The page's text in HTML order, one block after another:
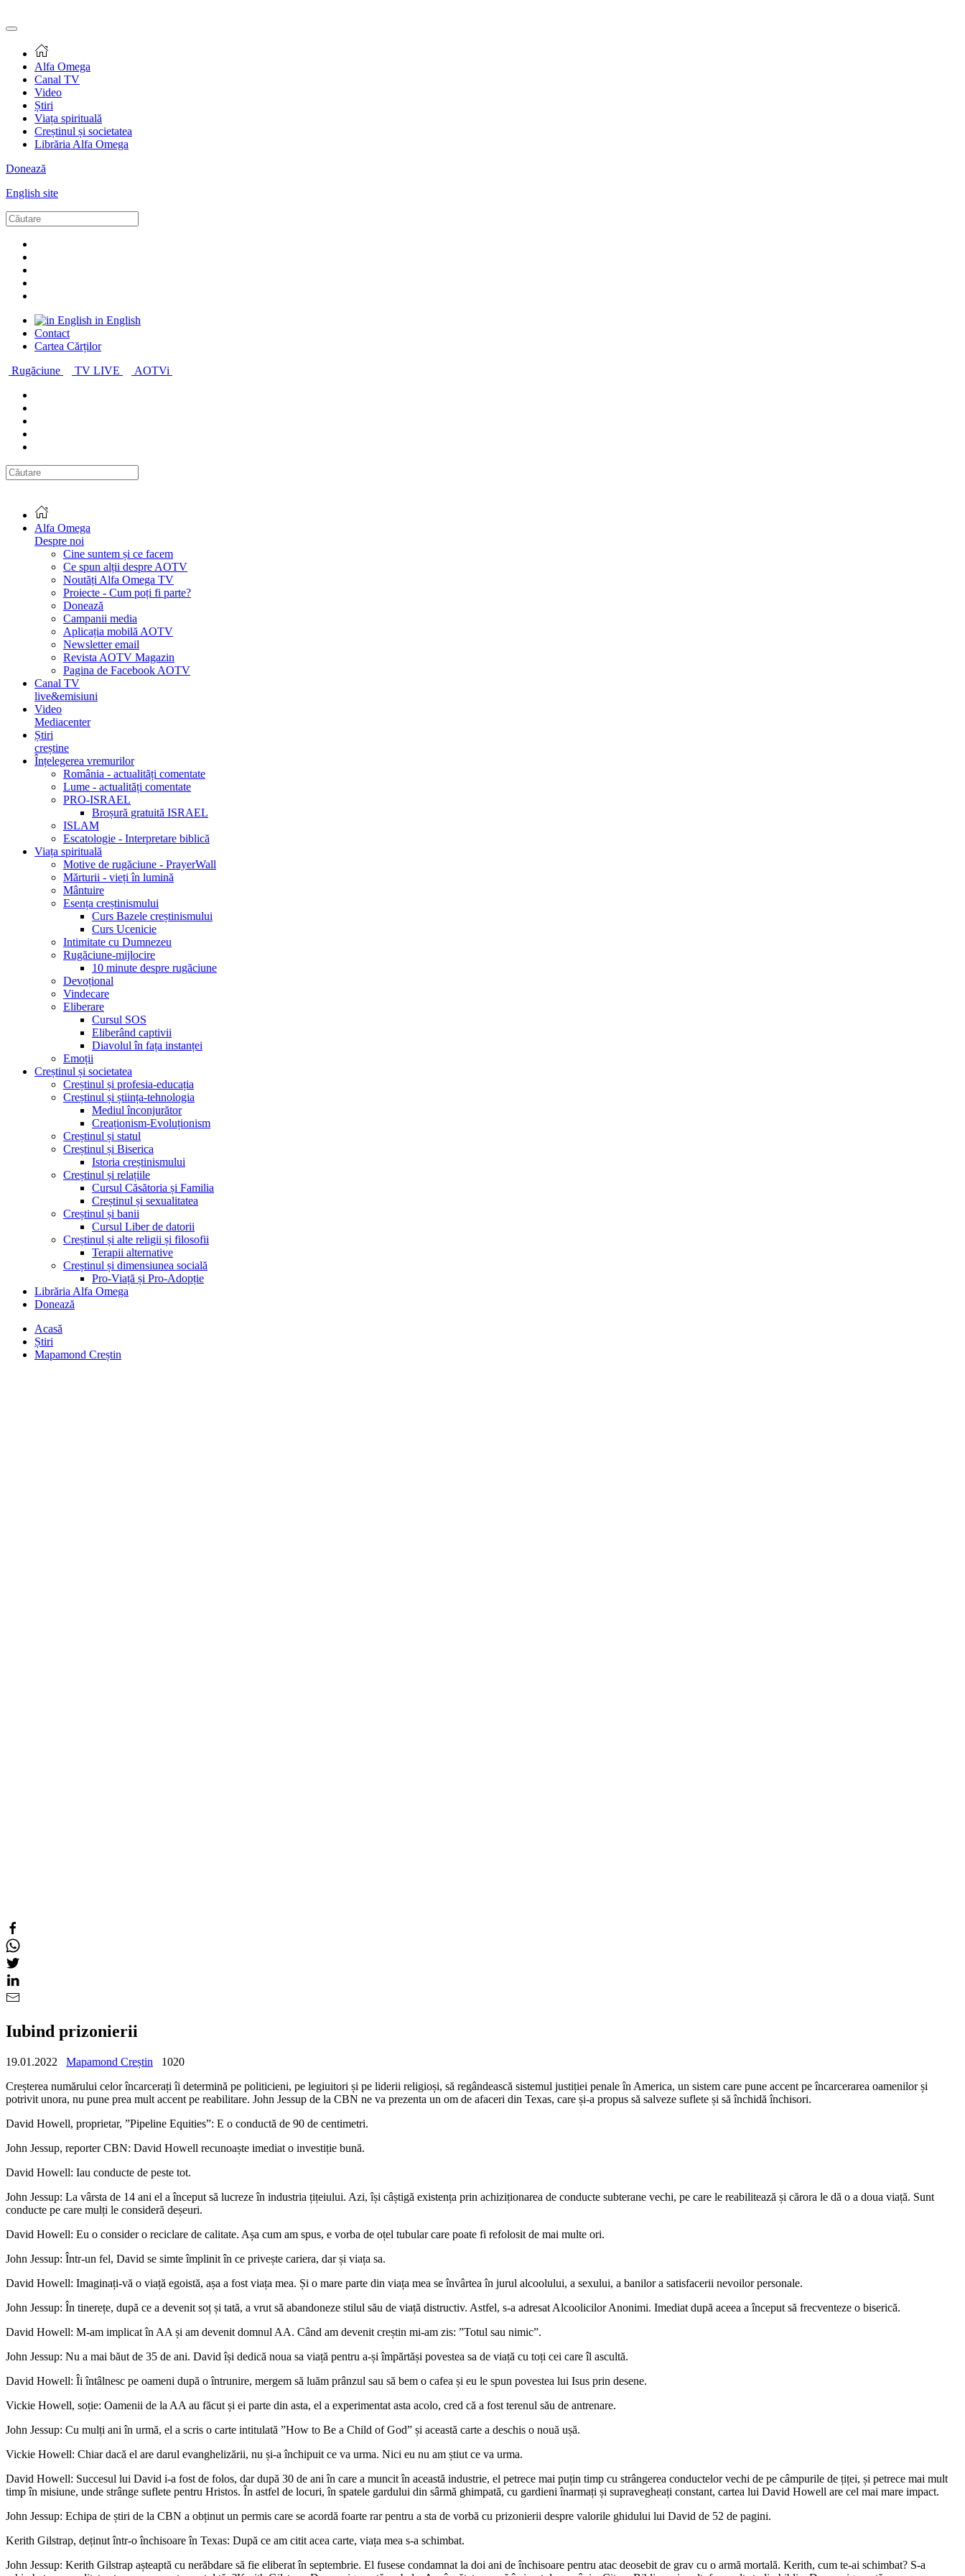
Alfa Omega
Canal TV
Video
Știri
Viața spirituală
Creștinul și societatea
Librăria Alfa Omega
Donează
English site
in English
Contact
Cartea Cărților
Rugăciune
TV LIVE AOTVi
Alfa Omega
Despre noi
Cine suntem și ce facem
Ce spun alții despre AOTV
Noutăți Alfa Omega TV
Proiecte - Cum poți fi parte?
Donează
Campanii media
Aplicația mobilă AOTV
Newsletter email
Revista AOTV Magazin
Pagina de Facebook AOTV
Canal TV
live&emisiuni
Video
Mediacenter
Știri
creștine
Înțelegerea vremurilor
România - actualități comentate
Lume - actualități comentate
PRO-ISRAEL
Broșură gratuită ISRAEL
ISLAM
Escatologie - Interpretare biblică
Viața spirituală
Motive de rugăciune - PrayerWall
Mărturii - vieți în lumină
Mântuire
Esența creștinismului
Curs Bazele creștinismului
Curs Ucenicie
Intimitate cu Dumnezeu
Rugăciune-mijlocire
10 minute despre rugăciune
Devoțional
Vindecare
Eliberare
Cursul SOS
Eliberând captivii
Diavolul în fața instanței
Emoții
Creștinul și societatea
Creștinul și profesia-educația
Creștinul și știința-tehnologia
Mediul înconjurător
Creaționism-Evoluționism
Creștinul și statul
Creștinul și Biserica
Istoria creștinismului
Creștinul și relațiile
Cursul Căsătoria și Familia
Creștinul și sexualitatea
Creștinul și banii
Cursul Liber de datorii
Creștinul și alte religii și filosofii
Terapii alternative
Creștinul și dimensiunea socială
Pro-Viață și Pro-Adopție
Librăria Alfa Omega
Donează
Acasă
Știri
Mapamond Creștin
Iubind prizonierii
19.01.2022 Mapamond Creștin
1020
Creșterea numărului celor încarcerați îi determină pe politicieni, pe legiuitori și pe liderii religioși, să regândească sistemul justiției penale în America, un sistem care pune accent pe încarcerarea oamenilor și
potrivit unora, nu pune prea mult accent pe reabilitare. John Jessup de la CBN ne va prezenta un om de afaceri din Texas, care și-a propus să salveze suflete și să închidă închisori.
David Howell, proprietar, ”Pipeline Equities”: E o conductă de 90 de centimetri.
John Jessup, reporter CBN: David Howell recunoaște imediat o investiție bună.
David Howell: Iau conducte de peste tot.
John Jessup: La vârsta de 14 ani el a început să lucreze în industria țițeiului. Azi, își câștigă existența prin achiziționarea de conducte subterane vechi, pe care le reabilitează și cărora le dă o a doua viață. Sunt
conducte pe care mulți le consideră deșeuri.
David Howell: Eu o consider o reciclare de calitate. Așa cum am spus, e vorba de oțel tubular care poate fi refolosit de mai multe ori.
John Jessup: Într-un fel, David se simte împlinit în ce privește cariera, dar și viața sa.
David Howell: Imaginați-vă o viață egoistă, așa a fost viața mea. Și o mare parte din viața mea se învârtea în jurul alcoolului, a sexului, a banilor a satisfacerii nevoilor personale.
John Jessup: În tinerețe, după ce a devenit soț și tată, a vrut să abandoneze stilul său de viață distructiv. Astfel, s-a adresat Alcoolicilor Anonimi. Imediat după aceea a început să frecventeze o biserică.
David Howell: M-am implicat în AA și am devenit domnul AA. Când am devenit creștin mi-am zis: ”Totul sau nimic”.
John Jessup: Nu a mai băut de 35 de ani. David își dedică noua sa viață pentru a-și împărtăși povestea sa de viață cu toți cei care îl ascultă.
David Howell: Îi întâlnesc pe oameni după o întrunire, mergem să luăm prânzul sau să bem o cafea și eu le spun povestea lui Isus prin desene.
Vickie Howell, soție: Oamenii de la AA au făcut și ei parte din asta, el a experimentat asta acolo, cred că a fost terenul său de antrenare.
John Jessup: Cu mulți ani în urmă, el a scris o carte intitulată ”How to Be a Child of God” și această carte a deschis o nouă ușă.
Vickie Howell: Chiar dacă el are darul evanghelizării, nu și-a închipuit ce va urma. Nici eu nu am știut ce va urma.
David Howell: Succesul lui David i-a fost de folos, dar după 30 de ani în care a muncit în această industrie, el petrece mai puțin timp cu strângerea conductelor vechi de pe câmpurile de țiței, și petrece mai mult
timp în misiune, unde strânge suflete pentru Hristos. În astfel de locuri, în spatele gardului din sârmă ghimpată, cu gardieni înarmați și supravegheați constant, cartea lui David Howell are cel mai mare impact.
John Jessup: Echipa de știri de la CBN a obținut un permis care se acordă foarte rar pentru a sta de vorbă cu prizonierii despre valorile ghidului lui David de 52 de pagini.
Kerith Gilstrap, deținut într-o închisoare în Texas: După ce am citit acea carte, viața mea s-a schimbat.
John Jessup: Kerith Gilstrap așteaptă cu nerăbdare să fie eliberat în septembrie. El fusese condamnat la doi ani de închisoare pentru atac deosebit de grav cu o armă mortală. Kerith, cum te-ai schimbat? S-a